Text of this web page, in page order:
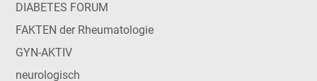
DIABETES FORUM
FAKTEN der Rheumatologie
GYN-AKTIV
neurologisch